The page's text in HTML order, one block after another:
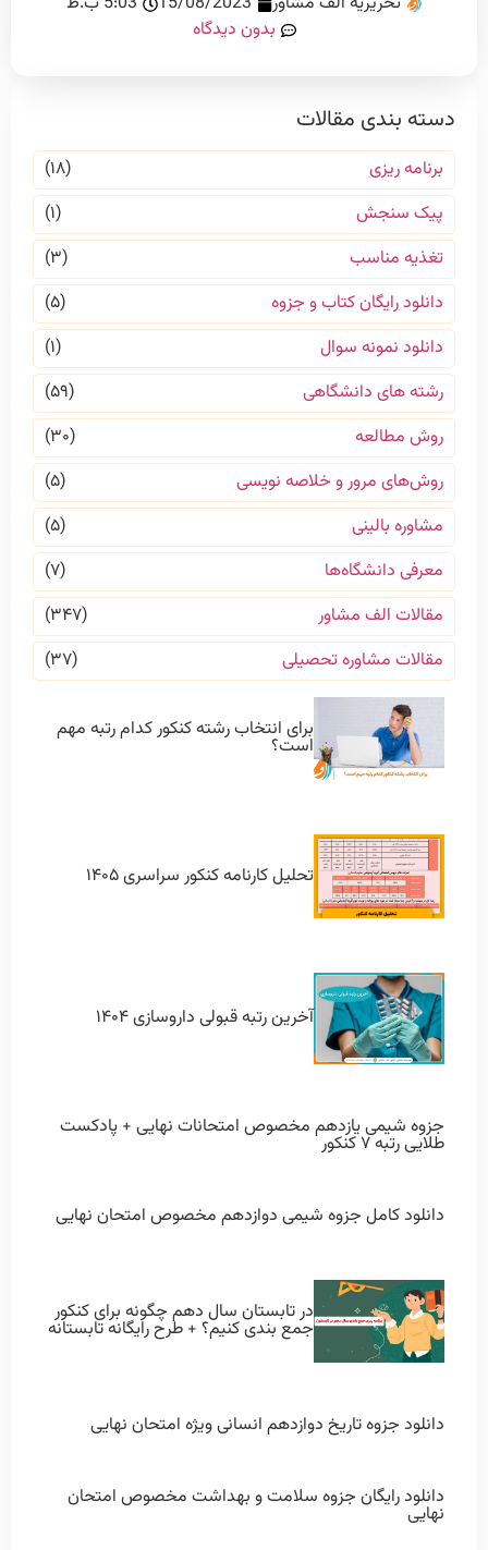
بدون دیدگاه
دسته بندی مقالات
برنامه ریزی
(۱۸)
پیک سنجش
(۱)
تغذیه مناسب
(۳)
دانلود رایگان کتاب و جزوه
(۵)
دانلود نمونه سوال
(۱)
رشته های دانشگاهی
(۵۹)
روش مطالعه
(۳۰)
روش‌های مرور و خلاصه نویسی
(۵)
مشاوره بالینی
(۵)
معرفی دانشگاه‌ها
(۷)
مقالات الف مشاور
(۳۴۷)
مقالات مشاوره تحصیلی
(۳۷)
برای انتخاب رشته کنکور کدام رتبه مهم
است؟
تحلیل کارنامه کنکور سراسری ۱۴۰۵
آخرین رتبه قبولی داروسازی ۱۴۰۴
جزوه شیمی یازدهم مخصوص امتحانات نهایی + پادکست
طلایی رتبه ۷ کنکور
دانلود کامل جزوه شیمی دوازدهم مخصوص امتحان نهایی
در تابستان سال دهم چگونه برای کنکور
جمع بندی کنیم؟ + طرح رایگانه تابستانه
دانلود جزوه تاریخ دوازدهم انسانی ویژه امتحان نهایی
دانلود رایگان جزوه سلامت و بهداشت مخصوص امتحان
نهایی